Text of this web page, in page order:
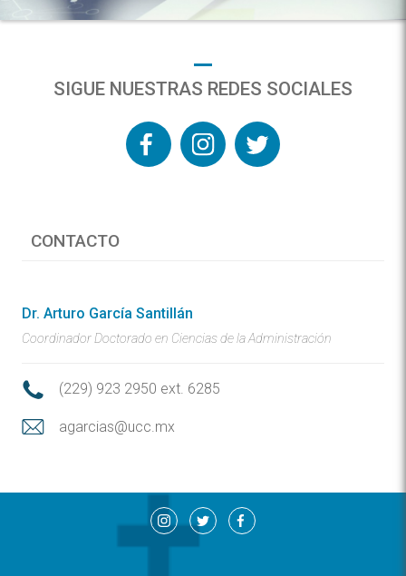
SIGUE NUESTRAS REDES SOCIALES
CONTACTO
Dr. Arturo García Santillán
Coordinador Doctorado en Ciencias de la Administración
(229) 923 2950 ext. 6285
agarcias@ucc.mx